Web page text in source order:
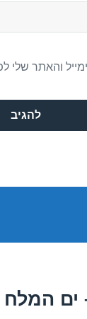
והאתר שלי
05/09/2016